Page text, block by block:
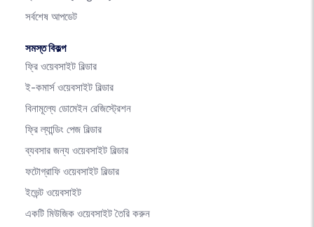
সর্বশেষ আপডেট
সমস্ত বিকল্প
ফ্রি ওয়েবসাইট বিল্ডার
ই-কমার্স ওয়েবসাইট বিল্ডার
বিনামূল্যে ডোমেইন রেজিস্ট্রেশন
ফ্রি ল্যান্ডিং পেজ বিল্ডার
ব্যবসার জন্য ওয়েবসাইট বিল্ডার
ফটোগ্রাফি ওয়েবসাইট বিল্ডার
ইভেন্ট ওয়েবসাইট
একটি মিউজিক ওয়েবসাইট তৈরি করুন